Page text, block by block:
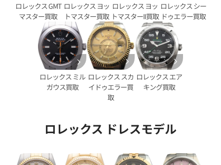
イトジャスト YG/SS ゴール ロレックス デイトジャスト
参考買取価格
2,747,000円
※2025年8月27日時点の参考
ロレックス GMT
マスター買取
ロレックス ヨッ
トマスター買取
ロレックス ヨッ
トマスターII買取
ロレックス シー
ドゥエラー買取
ロレックス ミル
ガウス買取
ロレックス スカ
イドゥエラー買
取
ロレックス エア
キング買取
ロレックス ドレスモデル